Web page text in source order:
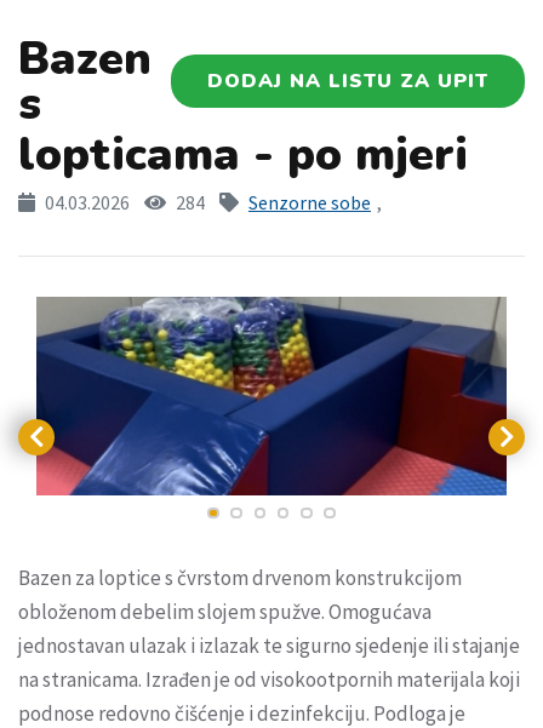
DODAJ NA LISTU ZA UPIT
Bazen
s
lopticama - po mjeri
04.03.2026 284 Senzorne sobe ,
Bazen za loptice s čvrstom drvenom konstrukcijom
obloženom debelim slojem spužve. Omogućava
jednostavan ulazak i izlazak te sigurno sjedenje ili stajanje
na stranicama. Izrađen je od visokootpornih materijala koji
podnose redovno čišćenje i dezinfekciju. Podloga je